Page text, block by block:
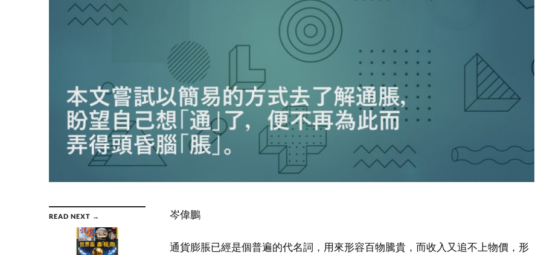
READ NEXT → 岑偉鵬
通貨膨脹已經是個普遍的代名詞，用來形容百物騰貴，而收入又追不上物價，形